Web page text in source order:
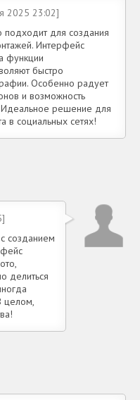
2025 23:02]
для создания
Интерфейс
функции
быстро
Особенно радует
и возможность
Идеальное решение для
в социальных сетях!
созданием
делиться
целом,